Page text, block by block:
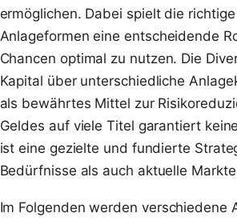
ermöglichen. Dabei spielt die
Anlageformen eine entscheidende
Chancen optimal zu nutzen. Die
Kapital über unterschiedliche
als bewährtes Mittel zur
Geldes auf viele Titel garantiert
ist eine gezielte und fundierte
Bedürfnisse als auch aktuelle
Im Folgenden werden